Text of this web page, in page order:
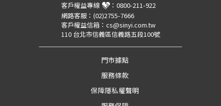
客戶權益專線 ： 0800-211-922
網路客服： (02)2755-7666
客戶權益信箱： cs@sinyi.com.tw
110 台北市信義區信義路五段100號
門市據點
服務條款
保障隱私權聲明